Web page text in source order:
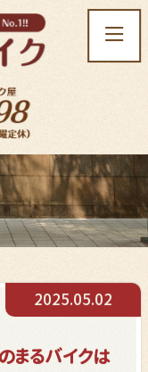
t
o
n
a
v
i
g
t
o
まるバイクは
2025.05.02